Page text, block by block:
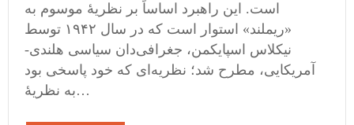
است. این راهبرد اساساً بر نظریهٔ موسوم به
«ریملند» استوار است که در سال ۱۹۴۲ توسط
نیکلاس اسپایکمن، جغرافی‌دان سیاسی هلندی-
آمریکایی، مطرح شد؛ نظریه‌ای که خود پاسخی بود
به نظریهٔ…